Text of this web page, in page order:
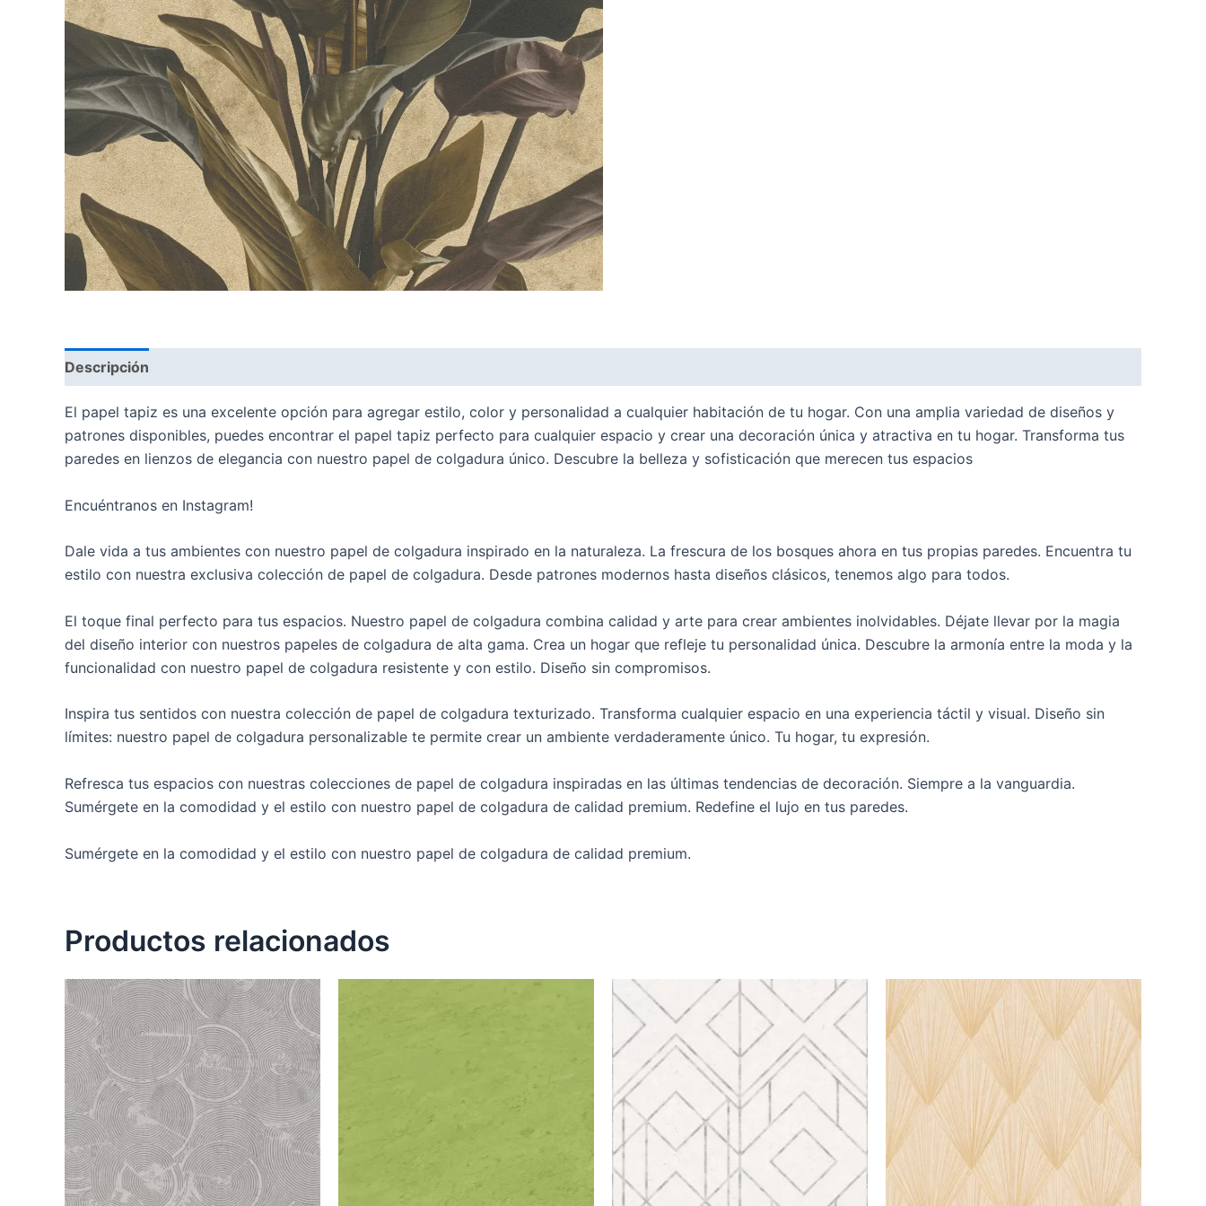
Descripción
El papel tapiz es una excelente opción para agregar estilo, color y personalidad a cualquier habitación de tu hogar. Con una amplia variedad de diseños y
patrones disponibles, puedes encontrar el papel tapiz perfecto para cualquier espacio y crear una decoración única y atractiva en tu hogar. Transforma tus
paredes en lienzos de elegancia con nuestro papel de colgadura único. Descubre la belleza y sofisticación que merecen tus espacios
Encuéntranos en Instagram!
Dale vida a tus ambientes con nuestro papel de colgadura inspirado en la naturaleza. La frescura de los bosques ahora en tus propias paredes. Encuentra tu
estilo con nuestra exclusiva colección de papel de colgadura. Desde patrones modernos hasta diseños clásicos, tenemos algo para todos.
El toque final perfecto para tus espacios. Nuestro papel de colgadura combina calidad y arte para crear ambientes inolvidables. Déjate llevar por la magia
del diseño interior con nuestros papeles de colgadura de alta gama. Crea un hogar que refleje tu personalidad única. Descubre la armonía entre la moda y la
funcionalidad con nuestro papel de colgadura resistente y con estilo. Diseño sin compromisos.
Inspira tus sentidos con nuestra colección de papel de colgadura texturizado. Transforma cualquier espacio en una experiencia táctil y visual. Diseño sin
límites: nuestro papel de colgadura personalizable te permite crear un ambiente verdaderamente único. Tu hogar, tu expresión.
Refresca tus espacios con nuestras colecciones de papel de colgadura inspiradas en las últimas tendencias de decoración. Siempre a la vanguardia.
Sumérgete en la comodidad y el estilo con nuestro papel de colgadura de calidad premium. Redefine el lujo en tus paredes.
Sumérgete en la comodidad y el estilo con nuestro papel de colgadura de calidad premium.
Productos relacionados